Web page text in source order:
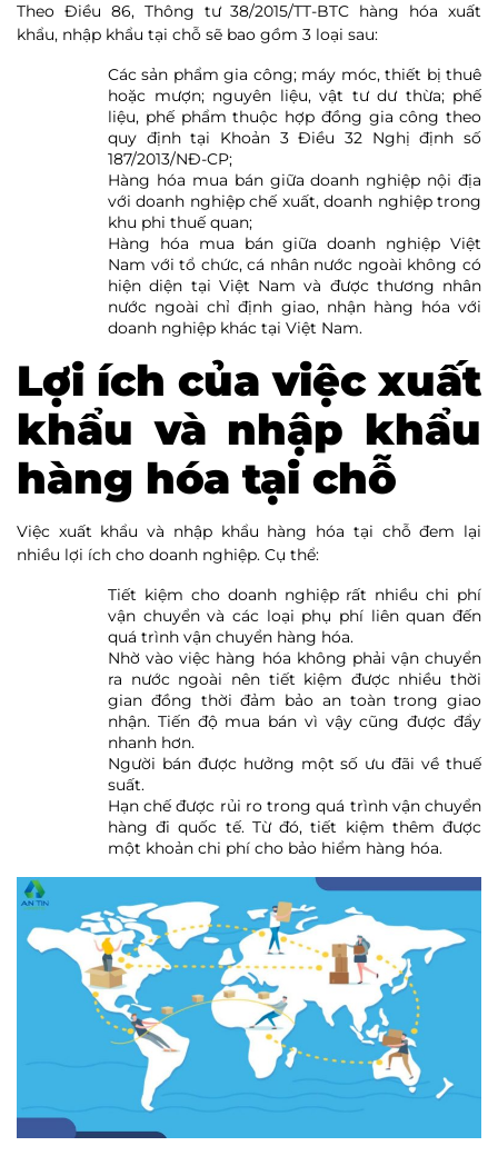
Theo Điều 86, Thông tư 38/2015/TT-BTC hàng hóa xuất
khẩu, nhập khẩu tại chỗ sẽ bao gồm 3 loại sau:
Các sản phẩm gia công; máy móc, thiết bị thuê
hoặc mượn; nguyên liệu, vật tư dư thừa; phế
liệu, phế phẩm thuộc hợp đồng gia công theo
quy định tại Khoản 3 Điều 32 Nghị định số
187/2013/NĐ-CP;
Hàng hóa mua bán giữa doanh nghiệp nội địa
với doanh nghiệp chế xuất, doanh nghiệp trong
khu phi thuế quan;
Hàng hóa mua bán giữa doanh nghiệp Việt
Nam với tổ chức, cá nhân nước ngoài không có
hiện diện tại Việt Nam và được thương nhân
nước ngoài chỉ định giao, nhận hàng hóa với
doanh nghiệp khác tại Việt Nam.
Lợi ích của việc xuất
khẩu và nhập khẩu
hàng hóa tại chỗ
Việc xuất khẩu và nhập khẩu hàng hóa tại chỗ đem lại
nhiều lợi ích cho doanh nghiệp. Cụ thể:
Tiết kiệm cho doanh nghiệp rất nhiều chi phí
vận chuyển và các loại phụ phí liên quan đến
quá trình vận chuyển hàng hóa.
Nhờ vào việc hàng hóa không phải vận chuyển
ra nước ngoài nên tiết kiệm được nhiều thời
gian đồng thời đảm bảo an toàn trong giao
nhận. Tiến độ mua bán vì vậy cũng được đẩy
nhanh hơn.
Người bán được hưởng một số ưu đãi về thuế
suất.
Hạn chế được rủi ro trong quá trình vận chuyển
hàng đi quốc tế. Từ đó, tiết kiệm thêm được
một khoản chi phí cho bảo hiểm hàng hóa.